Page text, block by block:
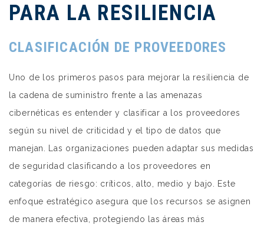
PARA LA RESILIENCIA
CLASIFICACIÓN DE PROVEEDORES
Uno de los primeros pasos para mejorar la resiliencia de
la cadena de suministro frente a las amenazas
cibernéticas es entender y clasificar a los proveedores
según su nivel de criticidad y el tipo de datos que
manejan. Las organizaciones pueden adaptar sus medidas
de seguridad clasificando a los proveedores en
categorías de riesgo: críticos, alto, medio y bajo. Este
enfoque estratégico asegura que los recursos se asignen
de manera efectiva, protegiendo las áreas más